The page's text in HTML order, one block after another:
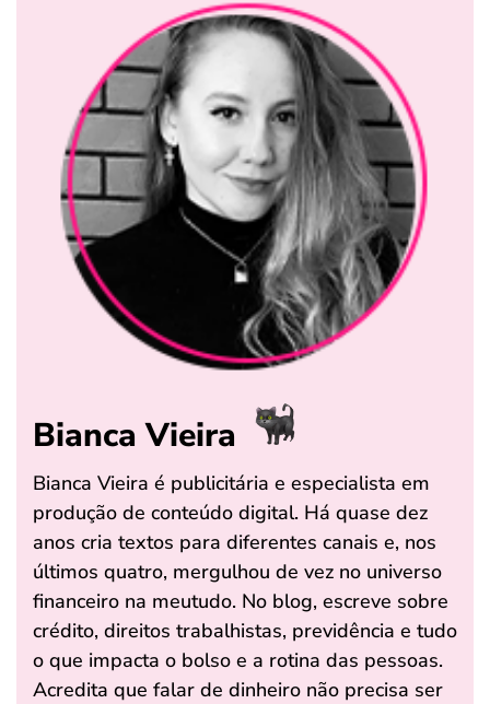
Bianca Vieira
Bianca Vieira é publicitária e especialista em
produção de conteúdo digital. Há quase dez
anos cria textos para diferentes canais e, nos
últimos quatro, mergulhou de vez no universo
financeiro na meutudo. No blog, escreve sobre
crédito, direitos trabalhistas, previdência e tudo
o que impacta o bolso e a rotina das pessoas.
Acredita que falar de dinheiro não precisa ser